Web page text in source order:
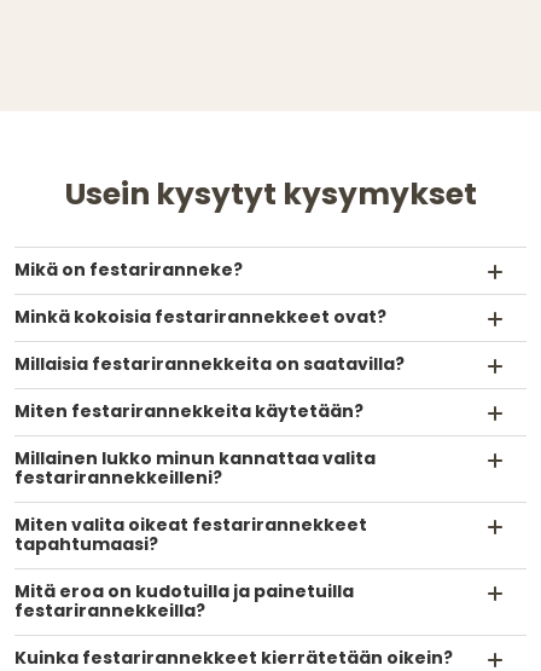
Usein kysytyt kysymykset
Mikä on festariranneke?
Minkä kokoisia festarirannekkeet ovat?
Millaisia festarirannekkeita on saatavilla?
Miten festarirannekkeita käytetään?
Millainen lukko minun kannattaa valita
festarirannekkeilleni?
Miten valita oikeat festarirannekkeet
tapahtumaasi?
Mitä eroa on kudotuilla ja painetuilla
festarirannekkeilla?
Kuinka festarirannekkeet kierrätetään oikein?